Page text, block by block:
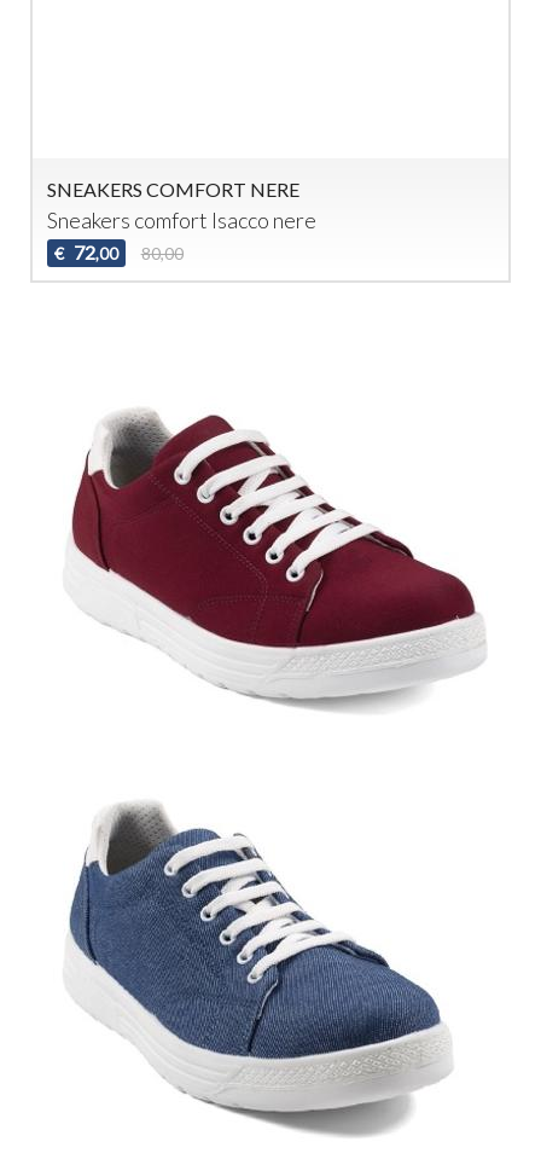
SNEAKERS COMFORT NERE
Sneakers comfort Isacco nere
€ 72,00 80,00